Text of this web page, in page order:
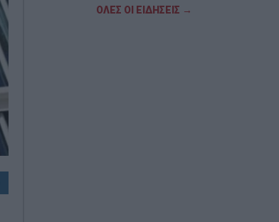
ΟΛΕΣ ΟΙ ΕΙΔΗΣΕΙΣ →